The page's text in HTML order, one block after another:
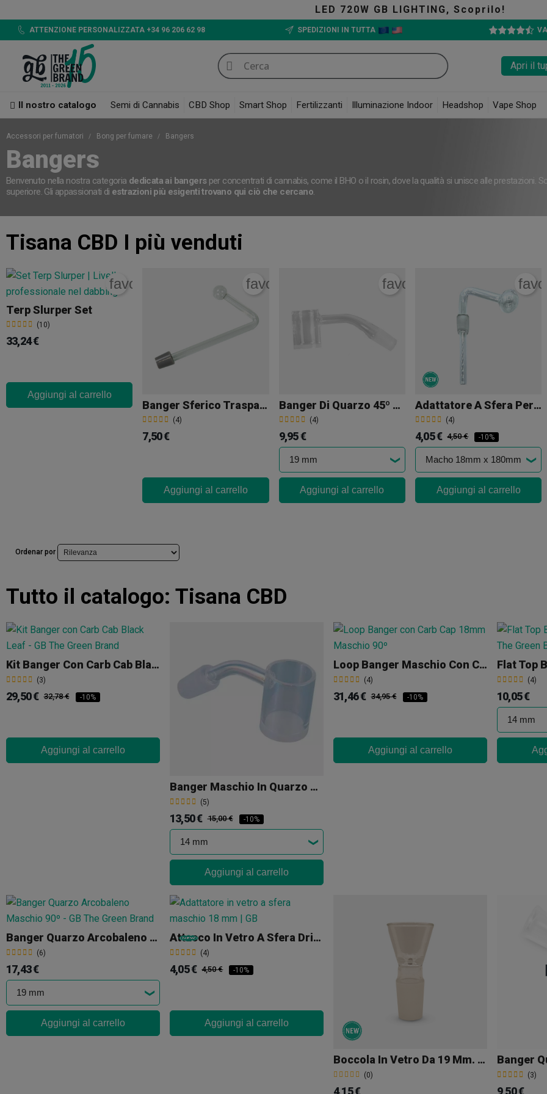
LED 720W GB LIGHTING, Scoprilo!
ATTENZIONE PERSONALIZZATA +34 96 206 62 98 SPEDIZIONI IN TUTTA
Apri il
Il nostro catalogo Semi di Cannabis CBD Shop Smart Shop Fertilizzanti Illuminazione Indoor Headshop Vape Shop
Accessori per fumatori Bong per fumare Bangers
Bangers
Benvenuto nella nostra categoria dedicata ai bangersper concentrati di cannabis, come il BHO o il rosin, dove la qualità si unisce alle prestazioni.
superiore. Gli appassionati di estrazioni più esigenti trovano qui ciò che cercano.
Tisana CBD I più venduti
Terp Slurper Set
(10)
favorite_border
33,24 €
Aggiungi al carrello
Banger Sferico Trasparente Maschio
(4)
favorite_border
7,50 €
Aggiungi al carrello
Banger Di Quarzo 45º Maschio
(4)
favorite_border
9,95 €
Aggiungi al carrello
Adattatore A Sfera Per Pipe Ad Acqua E Bong
(4)
4,05 € 4,50 € -10%
Aggiungi al carrello
Ordenar por
Tutto il catalogo: Tisana CBD
Kit Banger Con Carb Cab Black Leaf
(3)
29,50 € 32,78 € -10%
Aggiungi al carrello
Banger Maschio In Quarzo Arcobaleno
(5)
13,50 € 15,00 € -10%
Aggiungi al carrello
Loop Banger Maschio Con Carb Cap 18mm A 90º
(4)
31,46 € 34,95 € -10%
Aggiungi al carrello
Flat Top
(4)
10,05 €
Banger Quarzo Arcobaleno Maschio 90º
(6)
17,43 €
Aggiungi al carrello
Attacco In Vetro A Sfera Dritto Maschio 18 Mm
(4)
4,05 € 4,50 € -10%
Aggiungi al carrello
Boccola In Vetro Da 19 Mm. Maschio Konik
(0)
4,15 €
(3)
9,50 €